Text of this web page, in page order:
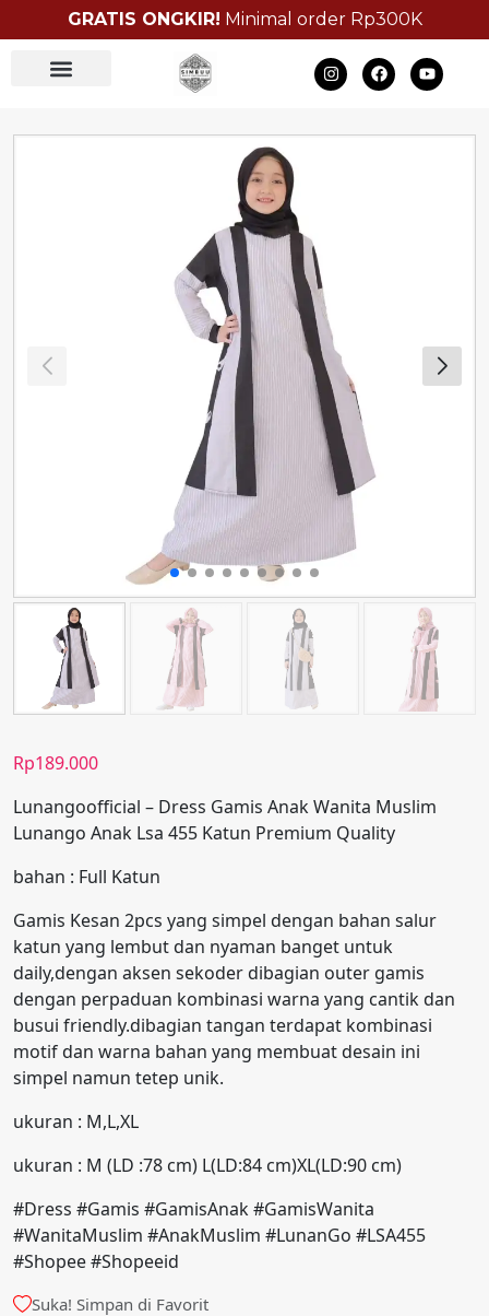
GRATIS ONGKIR! Minimal order Rp300K
Rp189.000
Lunangoofficial – Dress Gamis Anak Wanita Muslim
Lunango Anak Lsa 455 Katun Premium Quality
bahan : Full Katun
Gamis Kesan 2pcs yang simpel dengan bahan salur
katun yang lembut dan nyaman banget untuk
daily,dengan aksen sekoder dibagian outer gamis
dengan perpaduan kombinasi warna yang cantik dan
busui friendly.dibagian tangan terdapat kombinasi
motif dan warna bahan yang membuat desain ini
simpel namun tetep unik.
ukuran : M,L,XL
ukuran : M (LD :78 cm) L(LD:84 cm)XL(LD:90 cm)
#Dress #Gamis #GamisAnak #GamisWanita
#WanitaMuslim #AnakMuslim #LunanGo #LSA455
#Shopee #Shopeeid
Suka! Simpan di Favorit